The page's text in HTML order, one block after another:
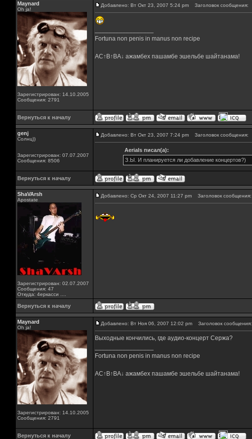
Maynard
Oh ja!
Зарегистрирован: 14.10.2005
Сообщения: 2791
Добавлено: Вт Окт 23, 2007 5:24 pm Заголовок сообщения:
Fortuna non penis in manus non recipe
AC↑B↑BA↓ ажамбех пашамбе эшельбе шайтанама!
Вернуться к началу
genj
Солнц))
Зарегистрирован: 07.07.2007
Сообщения: 8506
Добавлено: Вт Окт 23, 2007 7:24 pm Заголовок сообщения:
Aerials писал(а):
З.Ы. И планируется ли добавление концертов?)
Вернуться к началу
ShaVArsh
Apostate
Зарегистрирован: 02.07.2007
Сообщения: 47
Откуда: 4еркасси ....
Добавлено: Ср Окт 24, 2007 11:27 pm Заголовок сообщения:
Вернуться к началу
Maynard
Oh ja!
Зарегистрирован: 14.10.2005
Сообщения: 2791
Добавлено: Вт Ноя 06, 2007 12:02 pm Заголовок сообщения:
Выходные кончились, где аудио-концерт Сержа?
Fortuna non penis in manus non recipe
AC↑B↑BA↓ ажамбех пашамбе эшельбе шайтанама!
Вернуться к началу